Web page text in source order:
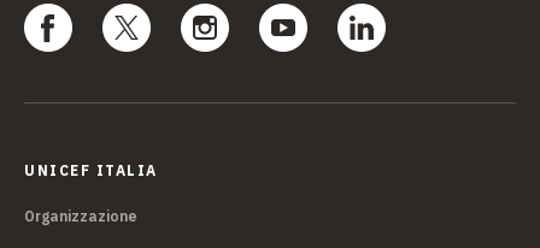
UNICEF ITALIA
Organizzazione